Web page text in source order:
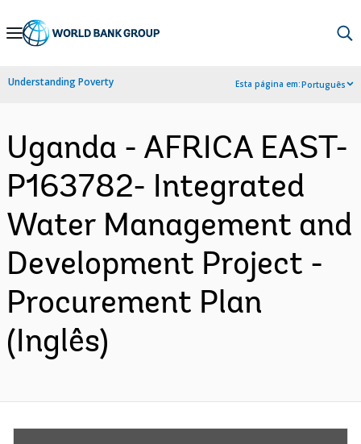
Skip
Navigation
Understanding Poverty Esta página em:Português
Uganda - AFRICA EAST-
P163782- Integrated
Water Management and
Development Project -
Procurement Plan
(Inglês)